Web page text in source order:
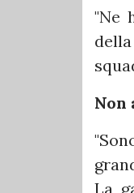
"Ne
Non
La